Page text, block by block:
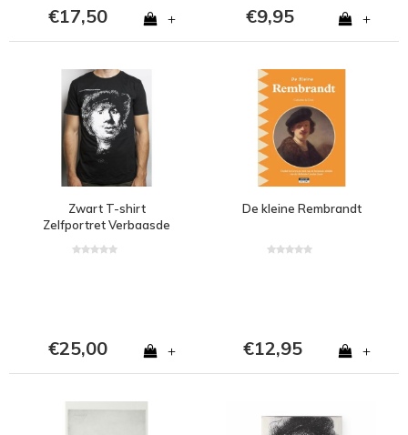
€17,50 + €9,95 +
Zwart T-shirt
Zelfportret Verbaasde
€25,00 +
De kleine Rembrandt
€12,95 +